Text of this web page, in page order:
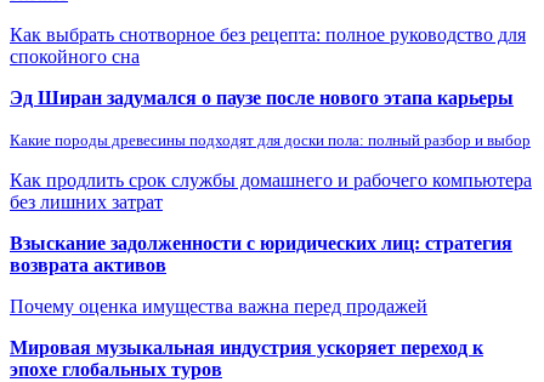
Как выбрать снотворное без рецепта: полное руководство для
спокойного сна
Эд Ширан задумался о паузе после нового этапа карьеры
Какие породы древесины подходят для доски пола: полный разбор и выбор
Как продлить срок службы домашнего и рабочего компьютера
без лишних затрат
Взыскание задолженности с юридических лиц: стратегия
возврата активов
Почему оценка имущества важна перед продажей
Мировая музыкальная индустрия ускоряет переход к
эпохе глобальных туров